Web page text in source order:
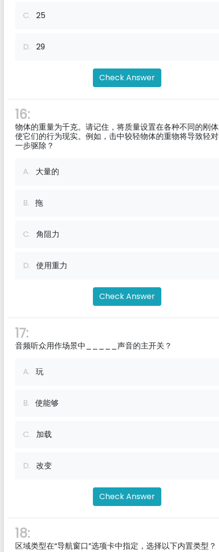
C. 25
D. 29
Check Answer
16:
物体的重量为千克。请记住，将质量设置在各种不同的刚
使它们的行为现实。例如，击中较轻物体的重物将导致轻
一步驱除？
A. 大量的
B. 拖
C. 角阻力
D. 使用重力
Check Answer
17:
音频听众用作场景中_____声音的主开关？
A. 玩
B. 使能够
C. 加载
D. 改变
Check Answer
18:
区域类型在“导航窗口”选项卡中指定，选择以下内置类型？